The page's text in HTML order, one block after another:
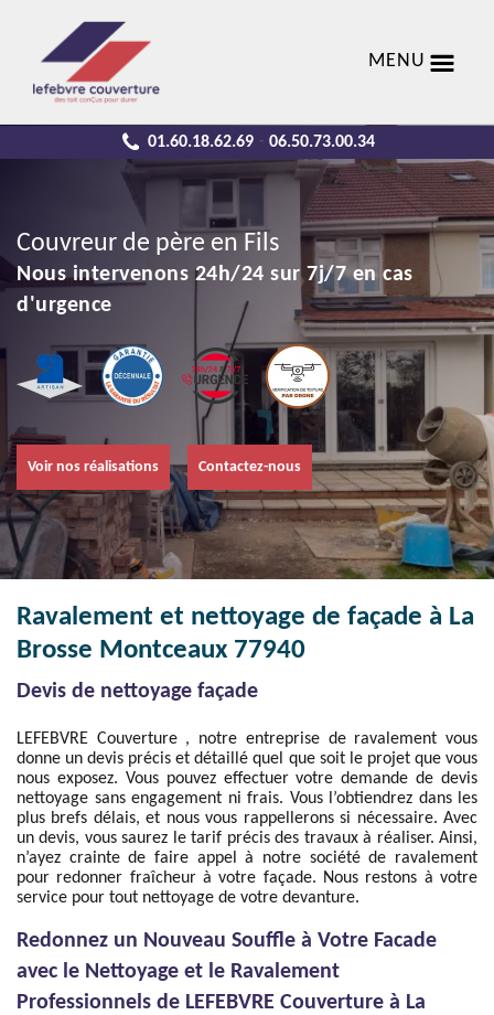
MENU
01.60.18.62.69 - 06.50.73.00.34
Couvreur de père en Fils
Nous intervenons 24h/24 sur 7j/7 en cas
d'urgence
Voir nos réalisations Contactez-nous
Ravalement et nettoyage de façade à La
Brosse Montceaux 77940
Devis de nettoyage façade
LEFEBVRE Couverture , notre entreprise de ravalement vous
donne un devis précis et détaillé quel que soit le projet que vous
nous exposez. Vous pouvez effectuer votre demande de devis
nettoyage sans engagement ni frais. Vous l’obtiendrez dans les
plus brefs délais, et nous vous rappellerons si nécessaire. Avec
un devis, vous saurez le tarif précis des travaux à réaliser. Ainsi,
n’ayez crainte de faire appel à notre société de ravalement
pour redonner fraîcheur à votre façade. Nous restons à votre
service pour tout nettoyage de votre devanture.
Redonnez un Nouveau Souffle à Votre Facade
avec le Nettoyage et le Ravalement
Professionnels de LEFEBVRE Couverture à La